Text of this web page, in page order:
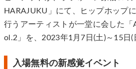
HARAJUKU」にて、ヒップホップ
行うアーティストが一堂に会した「
ol.2」を、2023年1月7日(土)～15日(
入場無料の新感覚イベント